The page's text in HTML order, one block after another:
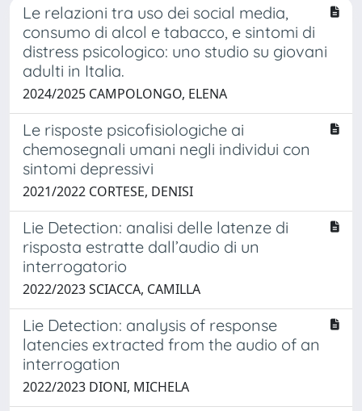
Le relazioni tra uso dei social media,
consumo di alcol e tabacco, e sintomi di
distress psicologico: uno studio su giovani
adulti in Italia.
2024/2025 CAMPOLONGO, ELENA
Le risposte psicofisiologiche ai
chemosegnali umani negli individui con
sintomi depressivi
2021/2022 CORTESE, DENISI
Lie Detection: analisi delle latenze di
risposta estratte dall’audio di un
interrogatorio
2022/2023 SCIACCA, CAMILLA
Lie Detection: analysis of response
latencies extracted from the audio of an
interrogation
2022/2023 DIONI, MICHELA